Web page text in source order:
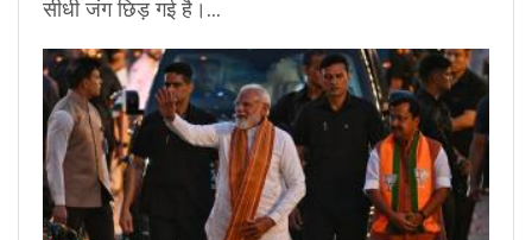
सीधी जंग छिड़ गई है।...